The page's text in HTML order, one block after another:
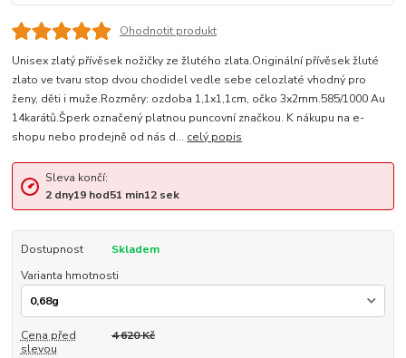
Ohodnotit produkt
Unisex zlatý přívěsek nožičky ze žlutého zlata.Originální přívěsek žluté
zlato ve tvaru stop dvou chodidel vedle sebe celozlaté vhodný pro
ženy, děti i muže.Rozměry: ozdoba 1,1x1,1cm, očko 3x2mm.585/1000 Au
14karátů.Šperk označený platnou puncovní značkou. K nákupu na e-
shopu nebo prodejně od nás d... celý popis
Sleva končí:
2 dny19hod51 min12sek
Dostupnost
Skladem
Varianta hmotnosti
Cena před
slevou
4 620 Kč